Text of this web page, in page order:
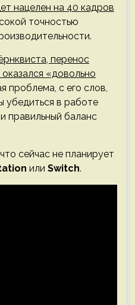
нацелен на 40 кадров
точностью
перенос
«довольно
проблема, с его слов,
убедиться в работе
правильный баланс
сейчас не планирует
или Switch.